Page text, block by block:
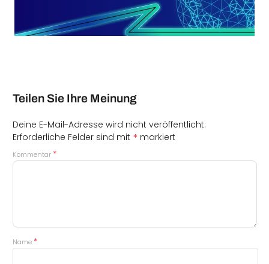
Teilen Sie Ihre Meinung
Deine E-Mail-Adresse wird nicht veröffentlicht.
Erforderliche Felder sind mit * markiert
Kommentar *
Name *